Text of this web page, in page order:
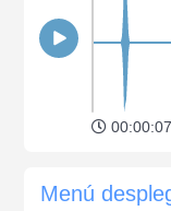
00:00:07
Menú